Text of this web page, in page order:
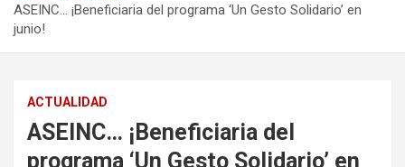
ASEINC… ¡Beneficiaria del programa ‘Un Gesto Solidario’ en
junio!
ACTUALIDAD
ASEINC… ¡Beneficiaria del
programa ‘Un Gesto Solidario’ en